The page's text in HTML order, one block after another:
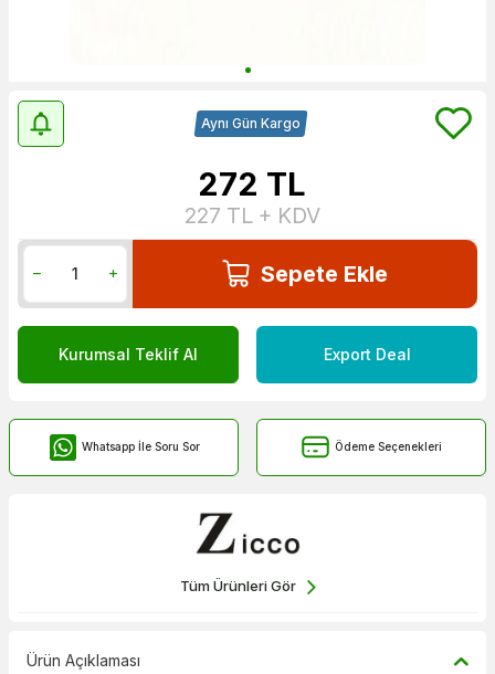
Aynı Gün Kargo
272 TL
227 TL + KDV
Sepete Ekle
Kurumsal Teklif Al Export Deal
Whatsapp İle Soru Sor Ödeme Seçenekleri
Tüm Ürünleri Gör
Ürün Açıklaması